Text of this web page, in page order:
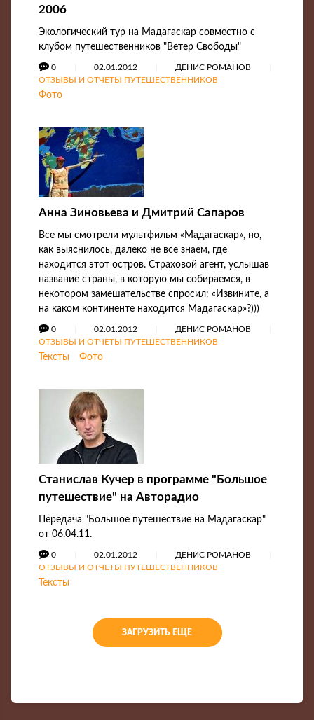
2006
Экологический тур на Мадагаскар совместно с
клубом путешественников "Ветер Свободы"
0 02.01.2012
ДЕНИС РОМАНОВ
ОТЗЫВЫ И ОТЧЕТЫ ПУТЕШЕСТВЕННИКОВ
Фото
Анна Зиновьева и Дмитрий Сапаров
Все мы смотрели мультфильм «Мадагаскар», но,
как выяснилось, далеко не все знаем, где
находится этот остров. Страховой агент, услышав
название страны, в которую мы собираемся, в
некотором замешательстве спросил: «Извините, а
на каком континенте находится Мадагаскар»?)))
0 02.01.2012
ДЕНИС РОМАНОВ
ОТЗЫВЫ И ОТЧЕТЫ ПУТЕШЕСТВЕННИКОВ
Тексты Фото
Станислав Кучер в программе "Большое
путешествие" на Авторадио
Передача "Большое путешествие на Мадагаскар"
от 06.04.11.
0 02.01.2012
ДЕНИС РОМАНОВ
ОТЗЫВЫ И ОТЧЕТЫ ПУТЕШЕСТВЕННИКОВ
Тексты
ЗАГРУЗИТЬ ЕЩЕ